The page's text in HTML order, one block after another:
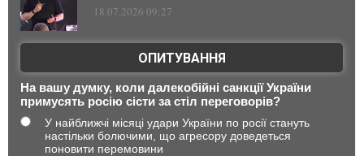
18.07.2026 09:27
ОПИТУВАННЯ
На вашу думку, коли далекобійні санкції України
примусять росію сісти за стіл переговорів?
У найближчі місяці удари України по росії стануть
настільки болючими, що агресору доведеться
поновити перемовини